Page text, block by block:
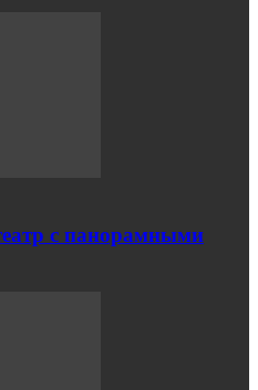
с панорамными